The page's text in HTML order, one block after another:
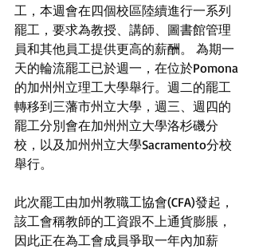
工，本週會在四個校區陸續進行一系列
罷工，要求為教授、講師、圖書館管理
員和其他員工提供更高的薪酬。 為期一
天的輪流罷工已於週一，在位於Pomona
的加州州立理工大學舉行。週二的罷工
轉移到三藩市州立大學，週三、週四的
罷工分別會在加州州立大學洛杉磯分
校，以及加州州立大學Sacramento分校
舉行。
此次罷工由加州教職工協會(CFA)發起，
該工會稱教師的工資跟不上通貨膨脹，
因此正在為工會成員爭取一年內加薪